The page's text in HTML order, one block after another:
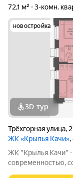
72,1 м²
3-комн.
новостройка
3D-тур
Трёхгорная улица,
ЖК «Крылья Качи»
ЖК "Крылья Качи" -
современностью,